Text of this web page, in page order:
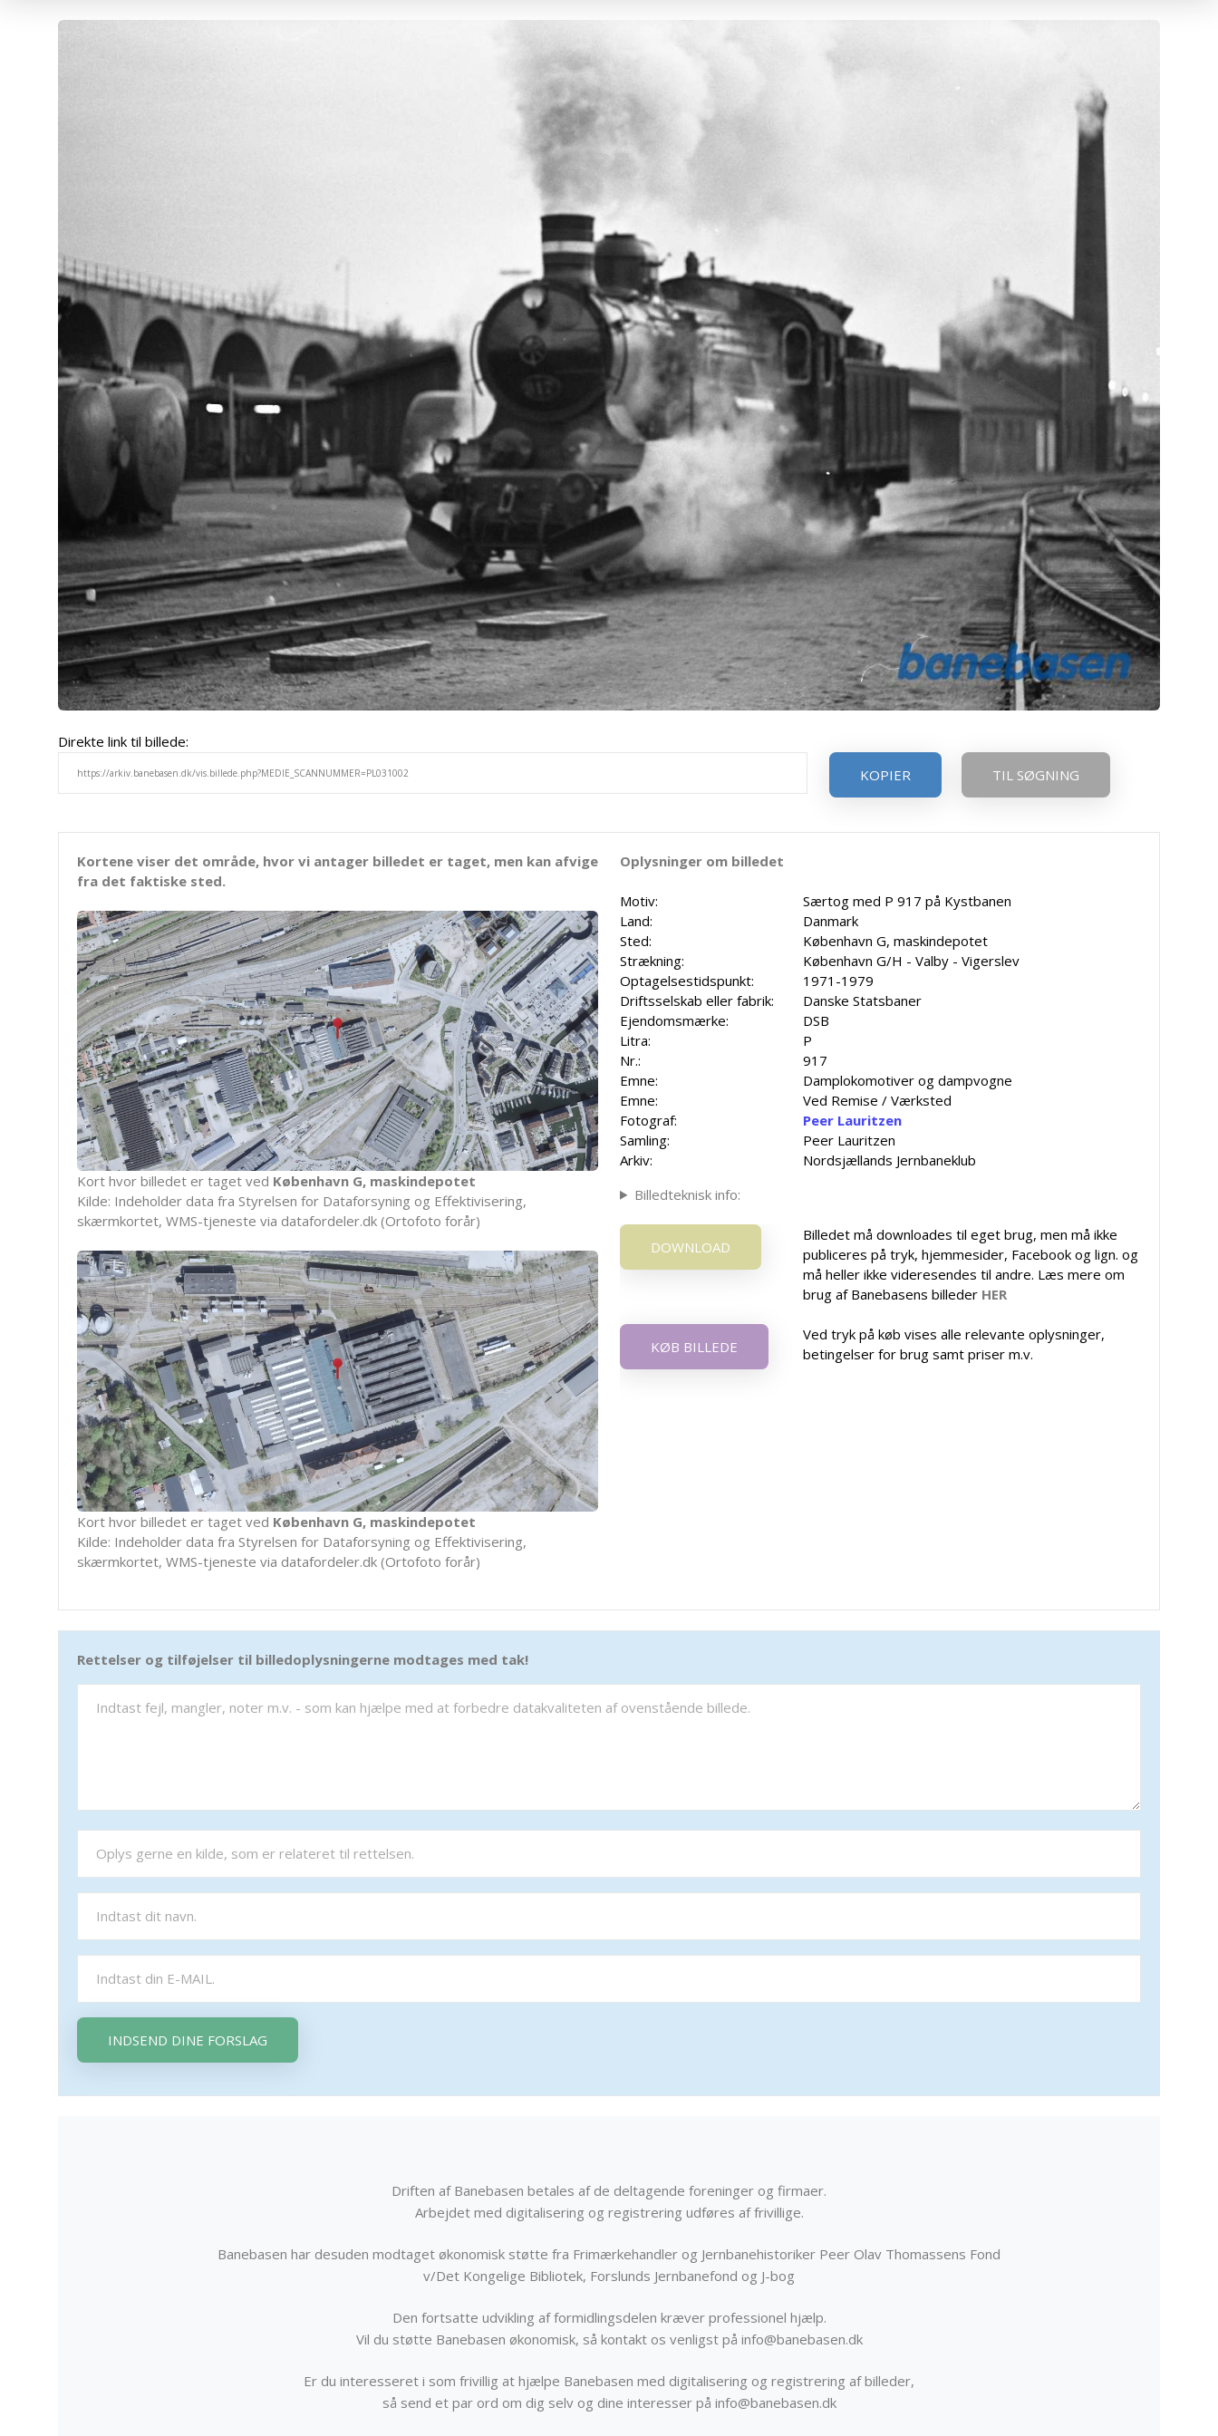
Direkte link til billede:
KOPIER
TIL SØGNING
Kortene viser det område, hvor vi antager billedet er taget, men kan afvige
fra det faktiske sted.
Kort hvor billedet er taget ved København G, maskindepotet
Kilde: Indeholder data fra Styrelsen for Dataforsyning og Effektivisering,
skærmkortet, WMS-tjeneste via datafordeler.dk (Ortofoto forår)
Kort hvor billedet er taget ved København G, maskindepotet
Kilde: Indeholder data fra Styrelsen for Dataforsyning og Effektivisering,
skærmkortet, WMS-tjeneste via datafordeler.dk (Ortofoto forår)
Oplysninger om billedet
Motiv:
Særtog med P 917 på Kystbanen
Land:
Danmark
Sted:
København G, maskindepotet
Strækning:
København G/H - Valby - Vigerslev
Optagelsestidspunkt:
1971-1979
Driftsselskab eller fabrik:
Danske Statsbaner
Ejendomsmærke:
DSB
Litra:
P
Nr.:
917
Emne:
Damplokomotiver og dampvogne
Emne:
Ved Remise / Værksted
Fotograf:
Peer Lauritzen
Samling:
Peer Lauritzen
Arkiv:
Nordsjællands Jernbaneklub
Billedteknisk info:
DOWNLOAD
Billedet må downloades til eget brug, men må ikke
publiceres på tryk, hjemmesider, Facebook og lign. og
må heller ikke videresendes til andre. Læs mere om
brug af Banebasens billeder HER
KØB BILLEDE
Ved tryk på køb vises alle relevante oplysninger,
betingelser for brug samt priser m.v.
Rettelser og tilføjelser til billedoplysningerne modtages med tak!
INDSEND DINE FORSLAG
Driften af Banebasen betales af de deltagende foreninger og firmaer.
Arbejdet med digitalisering og registrering udføres af frivillige.
Banebasen har desuden modtaget økonomisk støtte fra Frimærkehandler og Jernbanehistoriker Peer Olav Thomassens Fond
v/Det Kongelige Bibliotek, Forslunds Jernbanefond og J-bog
Den fortsatte udvikling af formidlingsdelen kræver professionel hjælp.
Vil du støtte Banebasen økonomisk, så kontakt os venligst på info@banebasen.dk
Er du interesseret i som frivillig at hjælpe Banebasen med digitalisering og registrering af billeder,
så send et par ord om dig selv og dine interesser på info@banebasen.dk